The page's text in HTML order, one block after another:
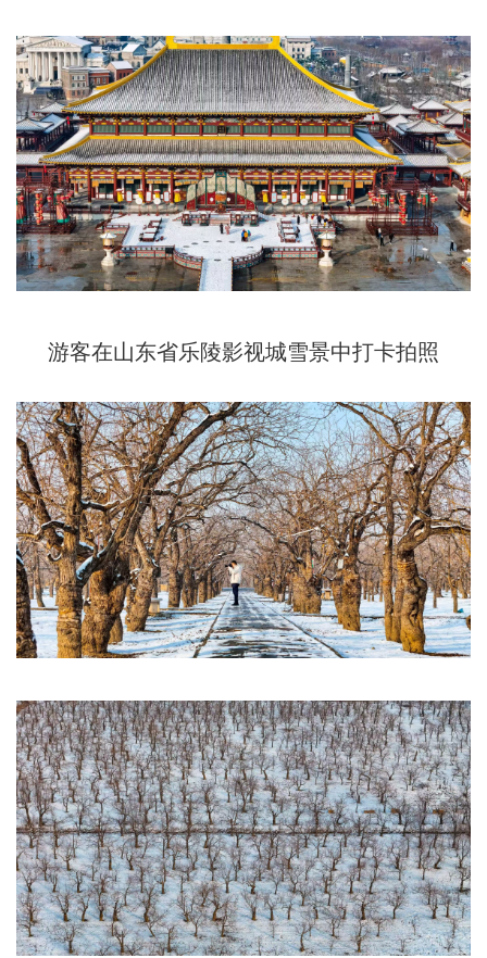
游客在山东省乐陵影视城雪景中打卡拍照